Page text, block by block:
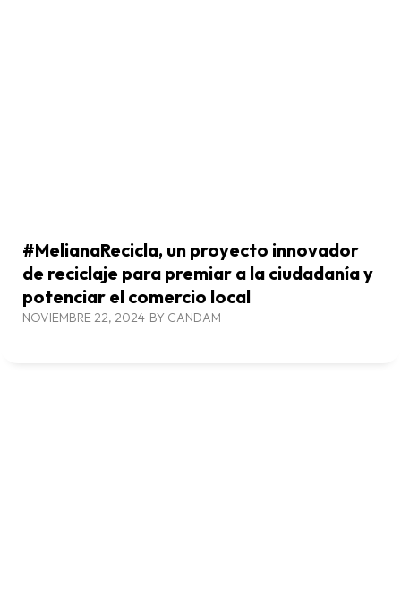
#MelianaRecicla, un proyecto innovador
de reciclaje para premiar a la ciudadanía y
potenciar el comercio local
NOVIEMBRE 22, 2024 BY CANDAM